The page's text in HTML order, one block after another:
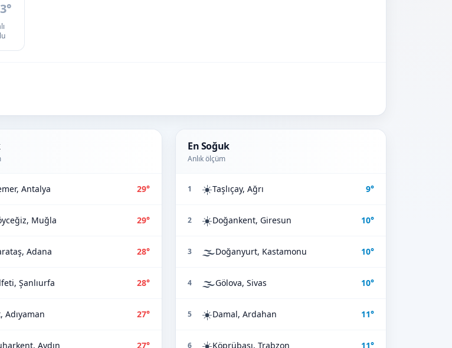
Antalya 29°
Muğla 29°
Adana 28°
Şanlıurfa 28°
Adıyaman 27°
Aydın 27°
En Soğuk
Anlık ölçüm
1 ☀️Taşlıçay, Ağrı 9°
2 ☀️Doğankent, Giresun 10°
3 🌫️Doğanyurt, Kastamonu 10°
4 🌫️Gölova, Sivas 10°
5 ☀️Damal, Ardahan 11°
6 Köprübaşı, Trabzon 11°